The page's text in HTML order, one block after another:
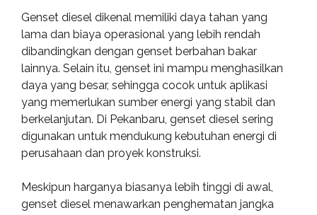
Genset diesel dikenal memiliki daya tahan yang
lama dan biaya operasional yang lebih rendah
dibandingkan dengan genset berbahan bakar
lainnya. Selain itu, genset ini mampu menghasilkan
daya yang besar, sehingga cocok untuk aplikasi
yang memerlukan sumber energi yang stabil dan
berkelanjutan. Di Pekanbaru, genset diesel sering
digunakan untuk mendukung kebutuhan energi di
perusahaan dan proyek konstruksi.
Meskipun harganya biasanya lebih tinggi di awal,
genset diesel menawarkan penghematan jangka